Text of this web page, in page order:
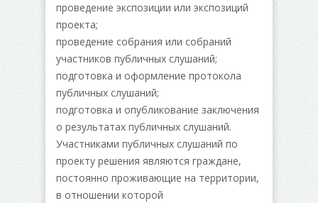
проведение экспозиции или экспозиций
проекта;
проведение собрания или собраний
участников публичных слушаний;
подготовка и оформление протокола
публичных слушаний;
подготовка и опубликование заключения
о результатах публичных слушаний.
Участниками публичных слушаний по
проекту решения являются граждане,
постоянно проживающие на территории,
в отношении которой